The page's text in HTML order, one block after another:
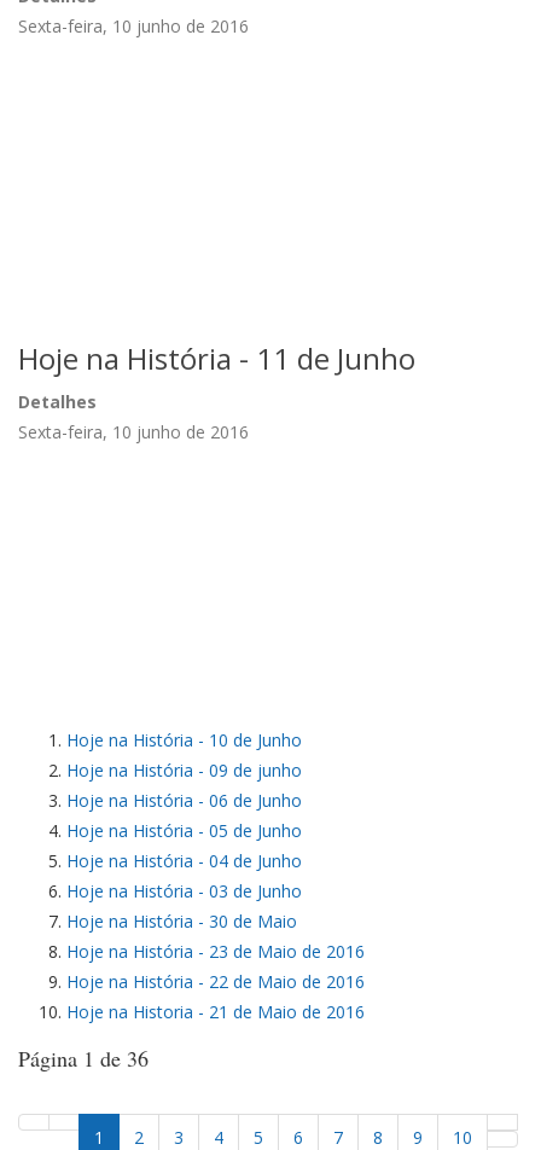
Sexta-feira, 10 junho de 2016
Hoje na História - 11 de Junho
Detalhes
Sexta-feira, 10 junho de 2016
Hoje na História - 10 de Junho
Hoje na História - 09 de junho
Hoje na História - 06 de Junho
Hoje na História - 05 de Junho
Hoje na História - 04 de Junho
Hoje na História - 03 de Junho
Hoje na História - 30 de Maio
Hoje na História - 23 de Maio de 2016
Hoje na História - 22 de Maio de 2016
Hoje na Historia - 21 de Maio de 2016
Página 1 de 36
1 2 3 4 5 6 7 8 9 10